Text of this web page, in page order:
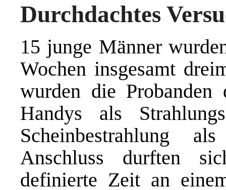
Durchdachtes
15 junge Männer
Wochen insgesamt
wurden die Probanden
Handys als
Scheinbestrahlung
Anschluss durften
definierte Zeit an